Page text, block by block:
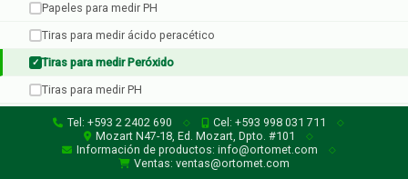
Papeles para medir PH
Tiras para medir ácido peracético
✓ Tiras para medir Peróxido
Tiras para medir PH
Tel: +593 2 2402 690 ◇ Cel: +593 998 031 711 ◇
Mozart N47-18, Ed. Mozart, Dpto. #101 ◇
Información de productos: info@ortomet.com ◇
Ventas: ventas@ortomet.com